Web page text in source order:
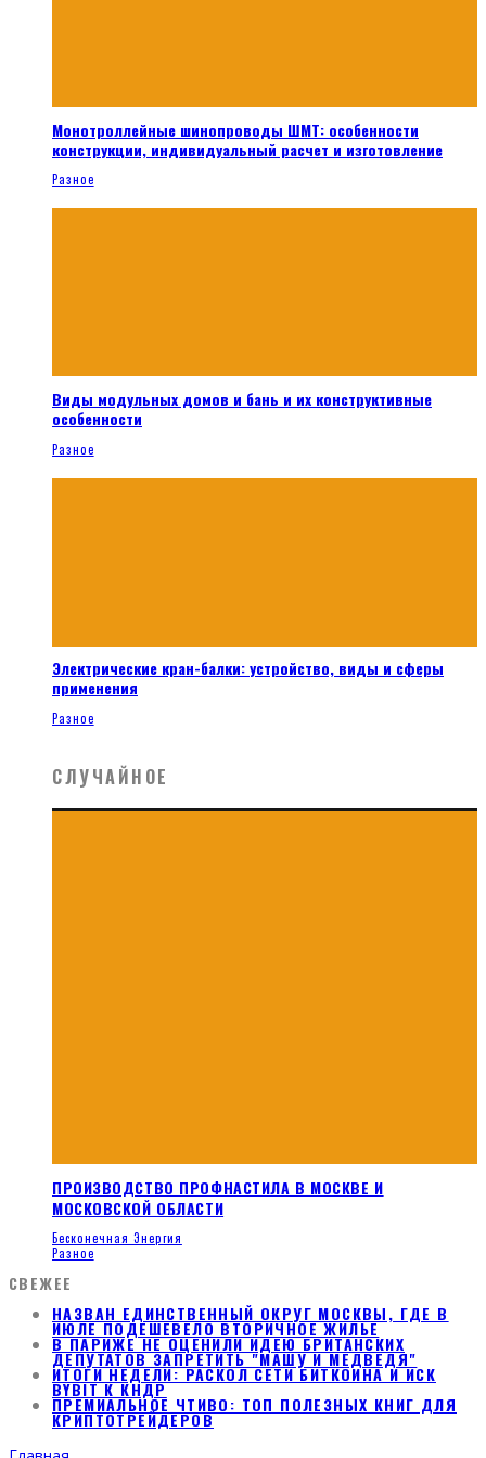
Монотроллейные шинопроводы ШМТ: особенности
конструкции, индивидуальный расчет и изготовление
Разное
Виды модульных домов и бань и их конструктивные
особенности
Разное
Электрические кран-балки: устройство, виды и сферы
применения
Разное
СЛУЧАЙНОЕ
ПРОИЗВОДСТВО ПРОФНАСТИЛА В МОСКВЕ И
МОСКОВСКОЙ ОБЛАСТИ
Бесконечная Энергия
Разное
СВЕЖЕЕ
НАЗВАН ЕДИНСТВЕННЫЙ ОКРУГ МОСКВЫ, ГДЕ В
ИЮЛЕ ПОДЕШЕВЕЛО ВТОРИЧНОЕ ЖИЛЬЕ
В ПАРИЖЕ НЕ ОЦЕНИЛИ ИДЕЮ БРИТАНСКИХ
ДЕПУТАТОВ ЗАПРЕТИТЬ "МАШУ И МЕДВЕДЯ"
ИТОГИ НЕДЕЛИ: РАСКОЛ СЕТИ БИТКОИНА И ИСК
BYBIT К КНДР
ПРЕМИАЛЬНОЕ ЧТИВО: ТОП ПОЛЕЗНЫХ КНИГ ДЛЯ
КРИПТОТРЕЙДЕРОВ